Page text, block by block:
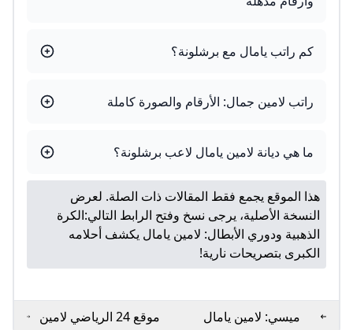
كم راتب يامال مع برشلونة؟
راتب لامين جمال: الأرقام والصورة كاملة
ما هي ديانة لامين يامال لاعب برشلونة؟
هذا الموقع يجمع فقط المقالات ذات الصلة. لعرض
النسخة الأصلية، يرجى نسخ وفتح الرابط التالي:الكرة
الذهبية ودوري الأبطال: لامين يامال يكشف أحلامه
الكبرى بتصريحات نارية!
ميسي: لامين يامال
موقع 24 الرياضي لامين